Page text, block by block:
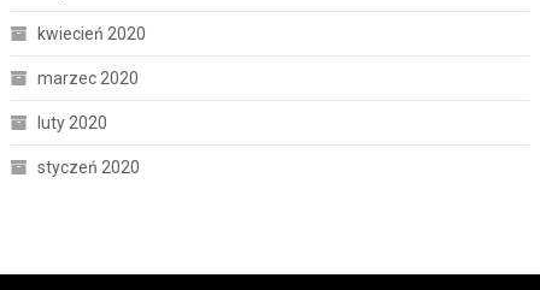
kwiecień 2020
marzec 2020
luty 2020
styczeń 2020